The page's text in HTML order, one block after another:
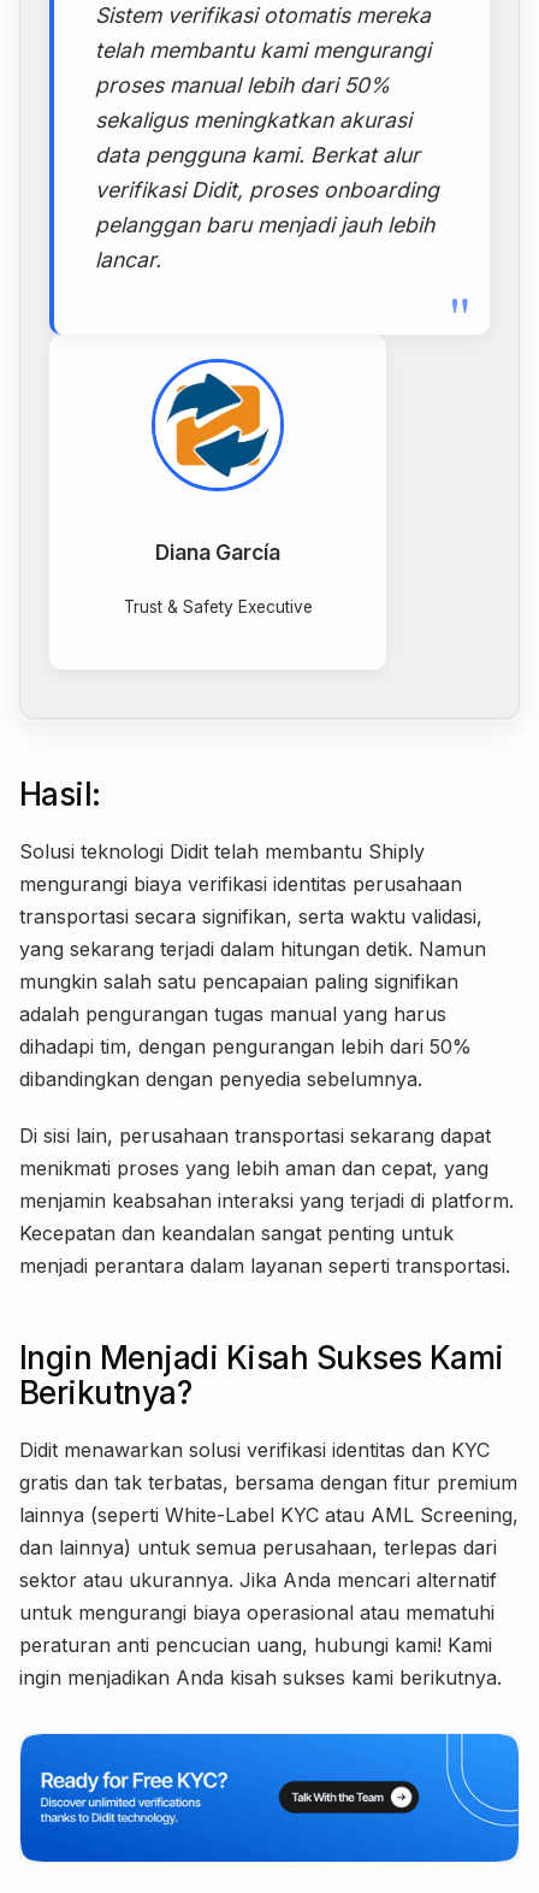
Sistem verifikasi otomatis mereka
telah membantu kami mengurangi
proses manual lebih dari 50%
sekaligus meningkatkan akurasi
data pengguna kami. Berkat alur
verifikasi Didit, proses onboarding
pelanggan baru menjadi jauh lebih
lancar.
"
Diana García
Trust & Safety Executive
Hasil:
Solusi teknologi Didit telah membantu Shiply
mengurangi biaya verifikasi identitas perusahaan
transportasi secara signifikan, serta waktu validasi,
yang sekarang terjadi dalam hitungan detik. Namun
mungkin salah satu pencapaian paling signifikan
adalah pengurangan tugas manual yang harus
dihadapi tim, dengan pengurangan lebih dari 50%
dibandingkan dengan penyedia sebelumnya.
Di sisi lain, perusahaan transportasi sekarang dapat
menikmati proses yang lebih aman dan cepat, yang
menjamin keabsahan interaksi yang terjadi di platform.
Kecepatan dan keandalan sangat penting untuk
menjadi perantara dalam layanan seperti transportasi.
Ingin Menjadi Kisah Sukses Kami
Berikutnya?
Didit menawarkan solusi verifikasi identitas dan KYC
gratis dan tak terbatas, bersama dengan fitur premium
lainnya (seperti White-Label KYC atau AML Screening,
dan lainnya) untuk semua perusahaan, terlepas dari
sektor atau ukurannya. Jika Anda mencari alternatif
untuk mengurangi biaya operasional atau mematuhi
peraturan anti pencucian uang, hubungi kami! Kami
ingin menjadikan Anda kisah sukses kami berikutnya.